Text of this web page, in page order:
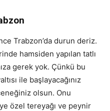
Trabzon’da durun deriz.
hamsiden yapılan tatlı
gerek yok. Çünkü bu
ile başlayacağınız
olsun. Onu
özel tereyağı ve peynir